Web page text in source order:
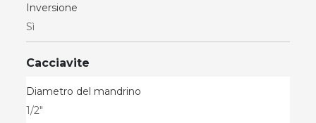
Inversione
Sì
Cacciavite
Diametro del mandrino
1/2"